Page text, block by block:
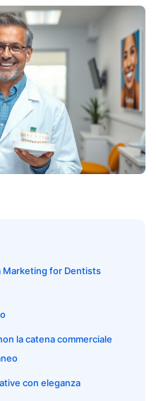
Marketing for Dentists
la catena commerciale
con eleganza